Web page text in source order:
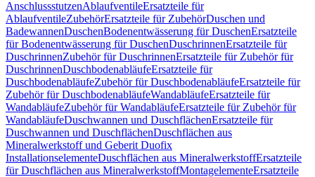
AnschlussstutzenAblaufventileErsatzteile für
AblaufventileZubehörErsatzteile für ZubehörDuschen und
BadewannenDuschenBodenentwässerung für DuschenErsatzteile
für Bodenentwässerung für DuschenDuschrinnenErsatzteile für
DuschrinnenZubehör für DuschrinnenErsatzteile für Zubehör für
DuschrinnenDuschbodenabläufeErsatzteile für
DuschbodenabläufeZubehör für DuschbodenabläufeErsatzteile für
Zubehör für DuschbodenabläufeWandabläufeErsatzteile für
WandabläufeZubehör für WandabläufeErsatzteile für Zubehör für
WandabläufeDuschwannen und DuschflächenErsatzteile für
Duschwannen und DuschflächenDuschflächen aus
Mineralwerkstoff und Geberit Duofix
InstallationselementeDuschflächen aus MineralwerkstoffErsatzteile
für Duschflächen aus MineralwerkstoffMontagelementeErsatzteile